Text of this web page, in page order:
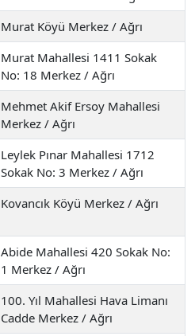
Murat Köyü Merkez / Ağrı
Murat Mahallesi 1411 Sokak
No: 18 Merkez / Ağrı
Mehmet Akif Ersoy Mahallesi
Merkez / Ağrı
Leylek Pınar Mahallesi 1712
Sokak No: 3 Merkez / Ağrı
Kovancık Köyü Merkez / Ağrı
Abide Mahallesi 420 Sokak No:
1 Merkez / Ağrı
100. Yıl Mahallesi Hava Limanı
Cadde Merkez / Ağrı